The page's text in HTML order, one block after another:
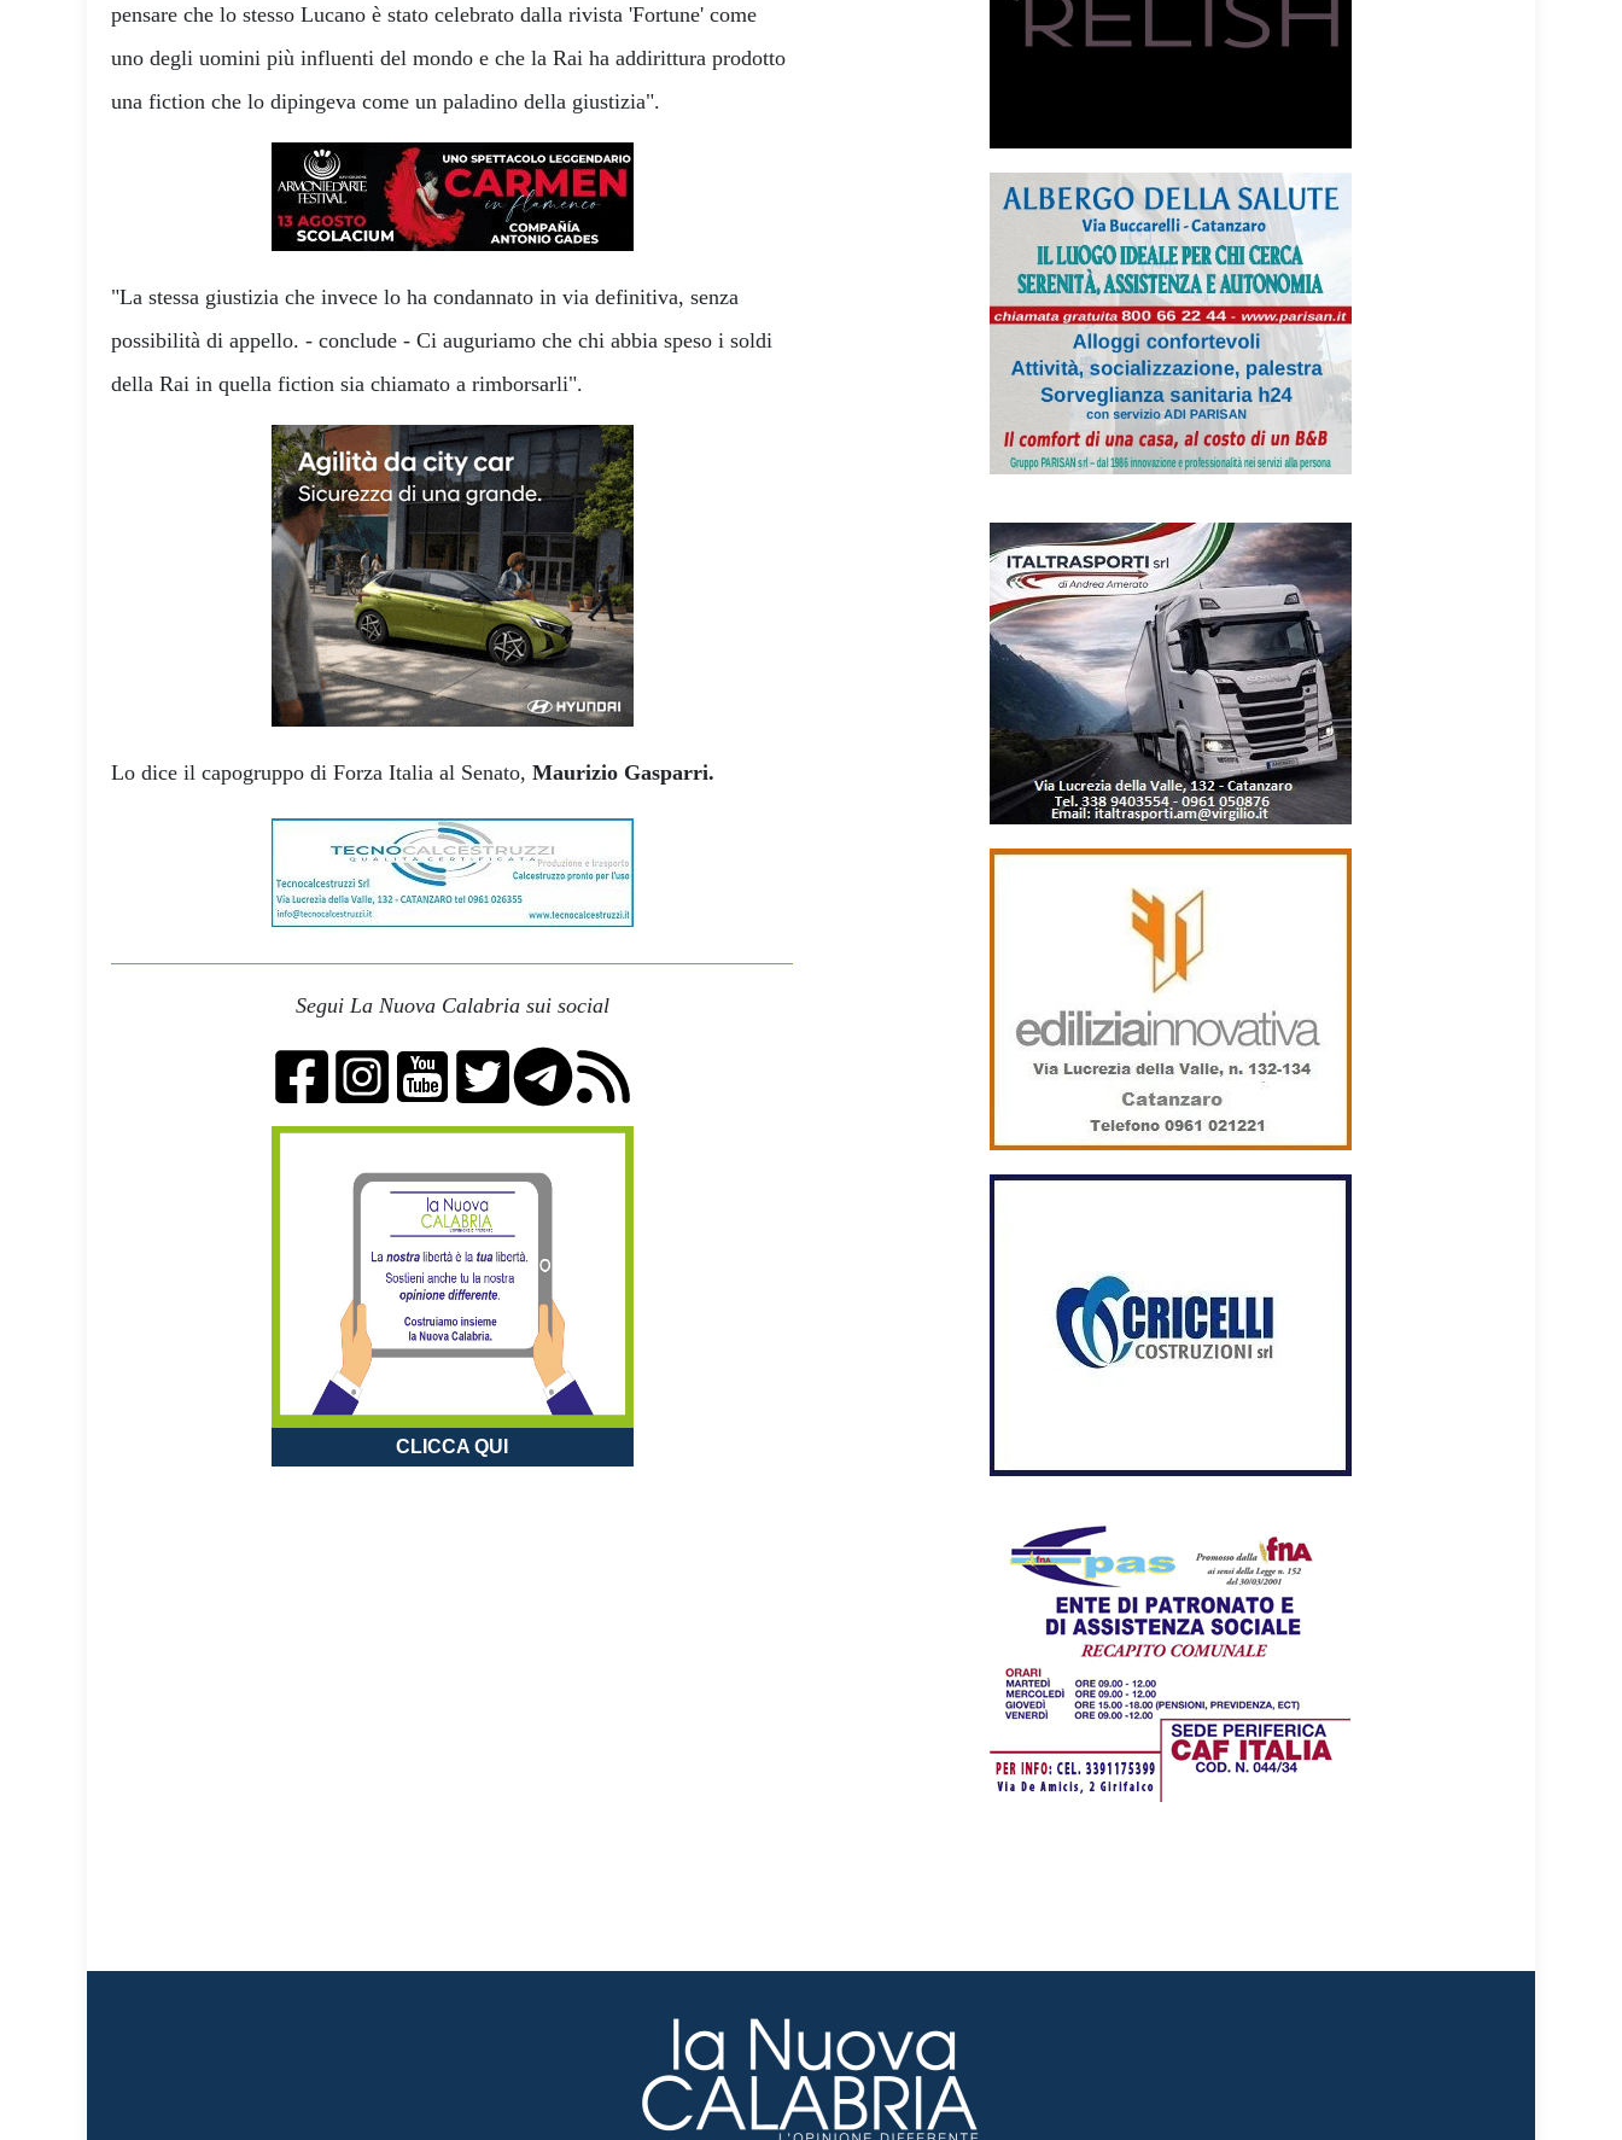
pensare che lo stesso Lucano è stato celebrato dalla rivista 'Fortune' come
uno degli uomini più influenti del mondo e che la Rai ha addirittura prodotto
una fiction che lo dipingeva come un paladino della giustizia".
"La stessa giustizia che invece lo ha condannato in via definitiva, senza
possibilità di appello. - conclude - Ci auguriamo che chi abbia speso i soldi
della Rai in quella fiction sia chiamato a rimborsarli".
Lo dice il capogruppo di Forza Italia al Senato, Maurizio Gasparri.
Segui La Nuova Calabria sui social
CLICCA QUI